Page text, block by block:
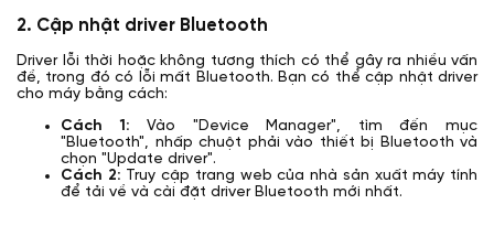
2. Cập nhật driver Bluetooth
Driver lỗi thời hoặc không tương thích có thể gây ra nhiều vấn
đề, trong đó có lỗi mất Bluetooth. Bạn có thể cập nhật driver
cho máy bằng cách:
Cách 1: Vào "Device Manager", tìm đến mục
"Bluetooth", nhấp chuột phải vào thiết bị Bluetooth và
chọn "Update driver".
Cách 2: Truy cập trang web của nhà sản xuất máy tính
để tải về và cài đặt driver Bluetooth mới nhất.